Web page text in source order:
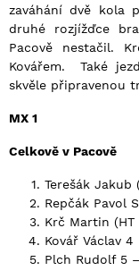
zaváhání dvě kola
druhé rozjížďce
Pacově nestačil.
Kovářem. Také
skvěle připravenou
MX 1
Celkově v Pacově
Terešák Jakub
Repčák Pavol
Krč Martin (HT
Kovář Václav 4
Plch Rudolf 5